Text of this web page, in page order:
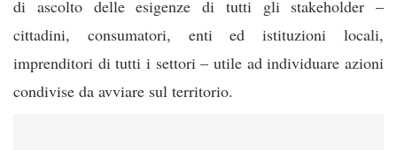
di ascolto delle esigenze di tutti gli stakeholder –
cittadini, consumatori, enti ed istituzioni locali,
imprenditori di tutti i settori – utile ad individuare azioni
condivise da avviare sul territorio.